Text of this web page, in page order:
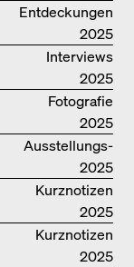
Entdeckungen
2025
Interviews
2025
Fotografie
2025
Ausstellungs­
kataloge
2025
Kurznotizen
2025
Kurznotizen
2025